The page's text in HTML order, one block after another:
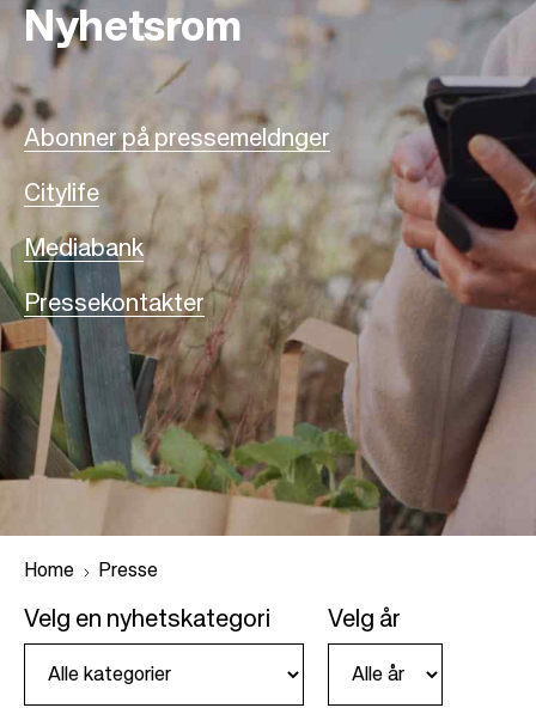
Nyhetsrom
Abonner på pressemeldnger
Citylife
Mediabank
Pressekontakter
Home Presse
Velg en nyhetskategori Velg år